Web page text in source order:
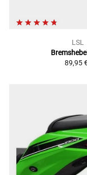
LSL
89,95